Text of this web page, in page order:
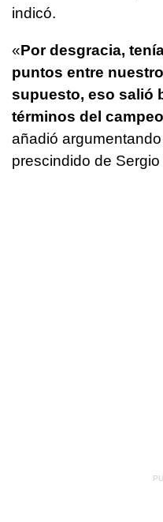
indicó.
«Por desgracia,
puntos entre
supuesto, eso salió
términos del
añadió
prescindido de Sergio